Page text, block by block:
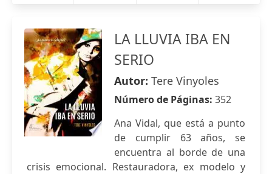
LA LLUVIA IBA EN
SERIO
Autor: Tere Vinyoles
Número de Páginas: 352
Ana Vidal, que está a punto
de cumplir 63 años, se
encuentra al borde de una
crisis emocional. Restauradora, ex modelo y